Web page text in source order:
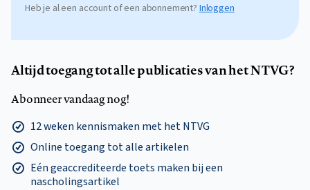
Heb je al een account of een abonnement? Inloggen
Altijd toegang tot alle publicaties van het NTVG?
Abonneer vandaag nog!
12 weken kennismaken met het NTVG
Online toegang tot alle artikelen
Eén geaccrediteerde toets maken bij een
nascholingsartikel